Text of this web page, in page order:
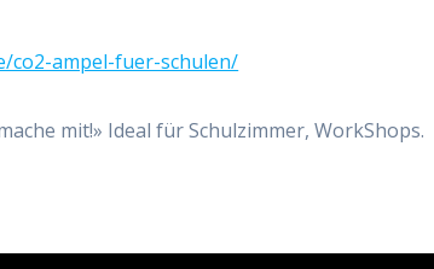
co2-ampel-fuer-schulen/
mit!» Ideal für Schulzimmer, WorkShops.